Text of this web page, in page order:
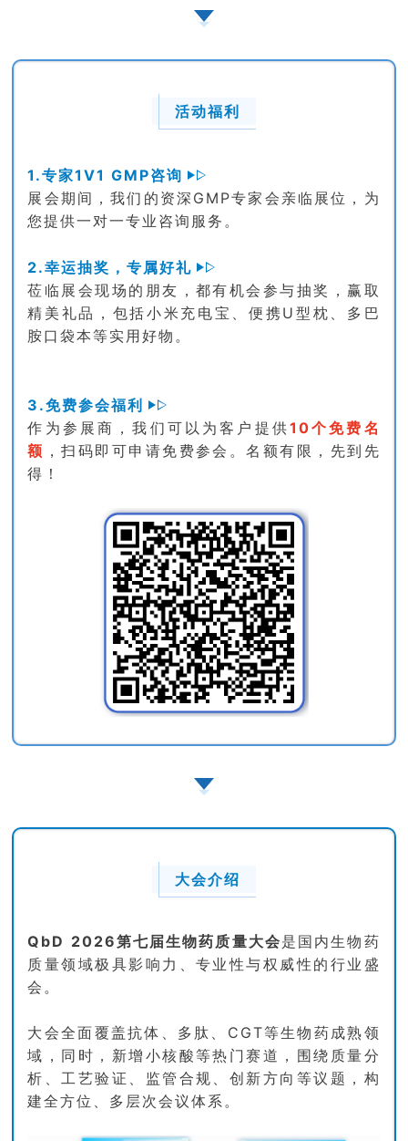
活动福利
1.专家1V1 GMP咨询
展会期间，我们的资深GMP专家会亲临展位，为
您提供一对一专业咨询服务。
2.幸运抽奖，专属好礼
莅临展会现场的朋友，都有机会参与抽奖，赢取
精美礼品，包括小米充电宝、便携U型枕、多巴
胺口袋本等实用好物。
3.免费参会福利
作为参展商，我们可以为客户提供10个免费名
额 ，扫码即可申请免费参会。名额有限，先到先
得！
大会介绍
QbD 2026第七届生物药质量大会是国内生物药
质量领域极具影响力、专业性与权威性的行业盛
会。
大会全面覆盖抗体、多肽、CGT等生物药成熟领
域，同时，新增小核酸等热门赛道，围绕质量分
析、工艺验证、监管合规、创新方向等议题，构
建全方位、多层次会议体系。